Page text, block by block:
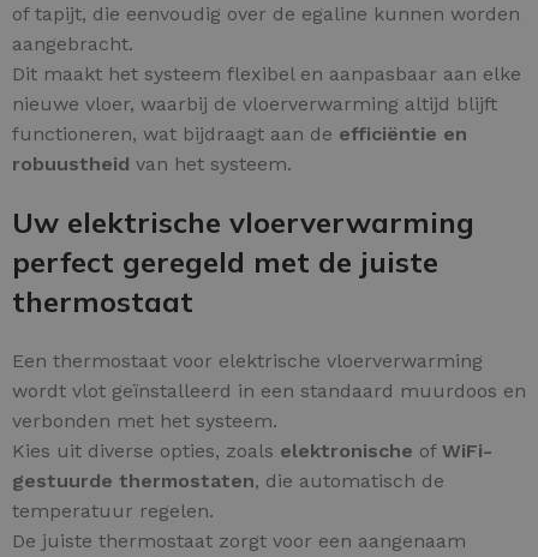
of tapijt, die eenvoudig over de egaline kunnen worden
aangebracht.
Dit maakt het systeem flexibel en aanpasbaar aan elke
nieuwe vloer, waarbij de vloerverwarming altijd blijft
functioneren, wat bijdraagt aan de efficiëntie en
robuustheid van het systeem.
Uw elektrische vloerverwarming
perfect geregeld met de juiste
thermostaat
Een thermostaat voor elektrische vloerverwarming
wordt vlot geïnstalleerd in een standaard muurdoos en
verbonden met het systeem.
Kies uit diverse opties, zoals elektronische of WiFi-
gestuurde thermostaten, die automatisch de
temperatuur regelen.
De juiste thermostaat zorgt voor een aangenaam